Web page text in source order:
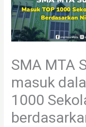
SMA MTA
masuk
1000